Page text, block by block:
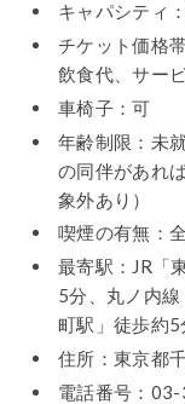
キャパシティ
チケット価格
飲食代、サー
車椅子：可
年齢制限：未
の同伴があれ
象外あり）
喫煙の有無：
最寄駅：JR「
5分、丸ノ内
町駅」徒歩約5
住所：東京都
電話番号：